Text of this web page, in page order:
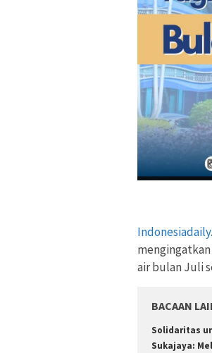
air bulan Juli
BACAAN
Solidaritas
Sukajaya: